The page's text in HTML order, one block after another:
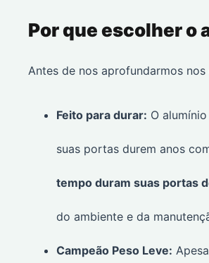
Por que escolher o
Antes de nos aprofundarmos
Feito para durar: O
suas portas durem anos
tempo duram suas portas
do ambiente e da
Campeão Peso Leve: